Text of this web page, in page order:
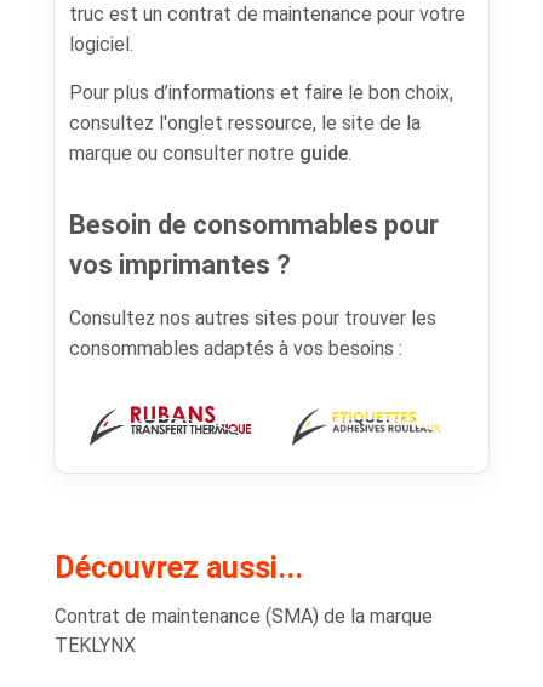
truc est un contrat de maintenance pour votre
logiciel.
Pour plus d’informations et faire le bon choix,
consultez l'onglet ressource, le site de la
marque ou consulter notre guide.
Besoin de consommables pour
vos imprimantes ?
Consultez nos autres sites pour trouver les
consommables adaptés à vos besoins :
Découvrez aussi...
Contrat de maintenance (SMA) de la marque
TEKLYNX